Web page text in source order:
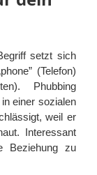
setzt sich
(Telefon)
Phubbing
einer sozialen
weil er
Interessant
Beziehung zu